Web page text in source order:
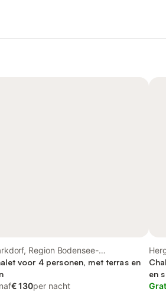
Region Bodensee-
voor 4 personen, met terras en
€ 130per nacht
en